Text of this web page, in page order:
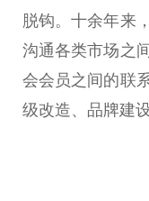
脱钩。十余年来
沟通各类市场之
会会员之间的联
级改造、品牌建